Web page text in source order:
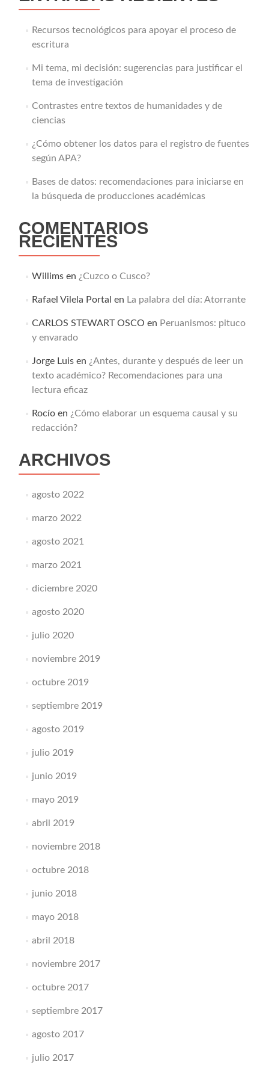
Recursos tecnológicos para apoyar el proceso de
escritura
Mi tema, mi decisión: sugerencias para justificar el
tema de investigación
Contrastes entre textos de humanidades y de
ciencias
¿Cómo obtener los datos para el registro de fuentes
según APA?
Bases de datos: recomendaciones para iniciarse en
la búsqueda de producciones académicas
COMENTARIOS
RECIENTES
Willimsen ¿Cuzco o Cusco?
Rafael Vilela Portal en La palabra del día: Atorrante
CARLOS STEWART OSCO en Peruanismos: pituco
y envarado
Jorge Luisen ¿Antes, durante y después de leer un
texto académico? Recomendaciones para una
lectura eficaz
Rocíoen ¿Cómo elaborar un esquema causal y su
redacción?
ARCHIVOS
agosto 2022
marzo 2022
agosto 2021
marzo 2021
diciembre 2020
agosto 2020
julio 2020
noviembre 2019
octubre 2019
septiembre 2019
agosto 2019
julio 2019
junio 2019
mayo 2019
abril 2019
noviembre 2018
octubre 2018
junio 2018
mayo 2018
abril 2018
noviembre 2017
octubre 2017
septiembre 2017
agosto 2017
julio 2017